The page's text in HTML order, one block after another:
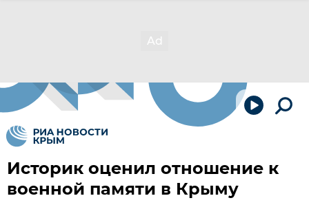
Историк оценил отношение к
военной памяти в Крыму